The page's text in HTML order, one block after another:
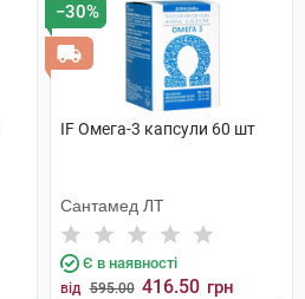
−30%
IF Омега-3 капсули 60 шт
Сантамед ЛТ
Є в наявності
від 595.00 416.50 грн